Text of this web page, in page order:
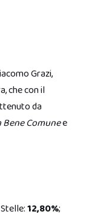
Grazi,
che con il
da
Comunee
12,80%;